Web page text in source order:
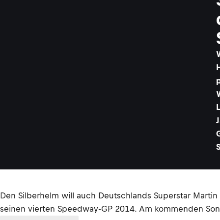
Den Silberhelm will auch Deutschlands Superstar
seinen vierten Speedway-GP 2014. Am kommenden